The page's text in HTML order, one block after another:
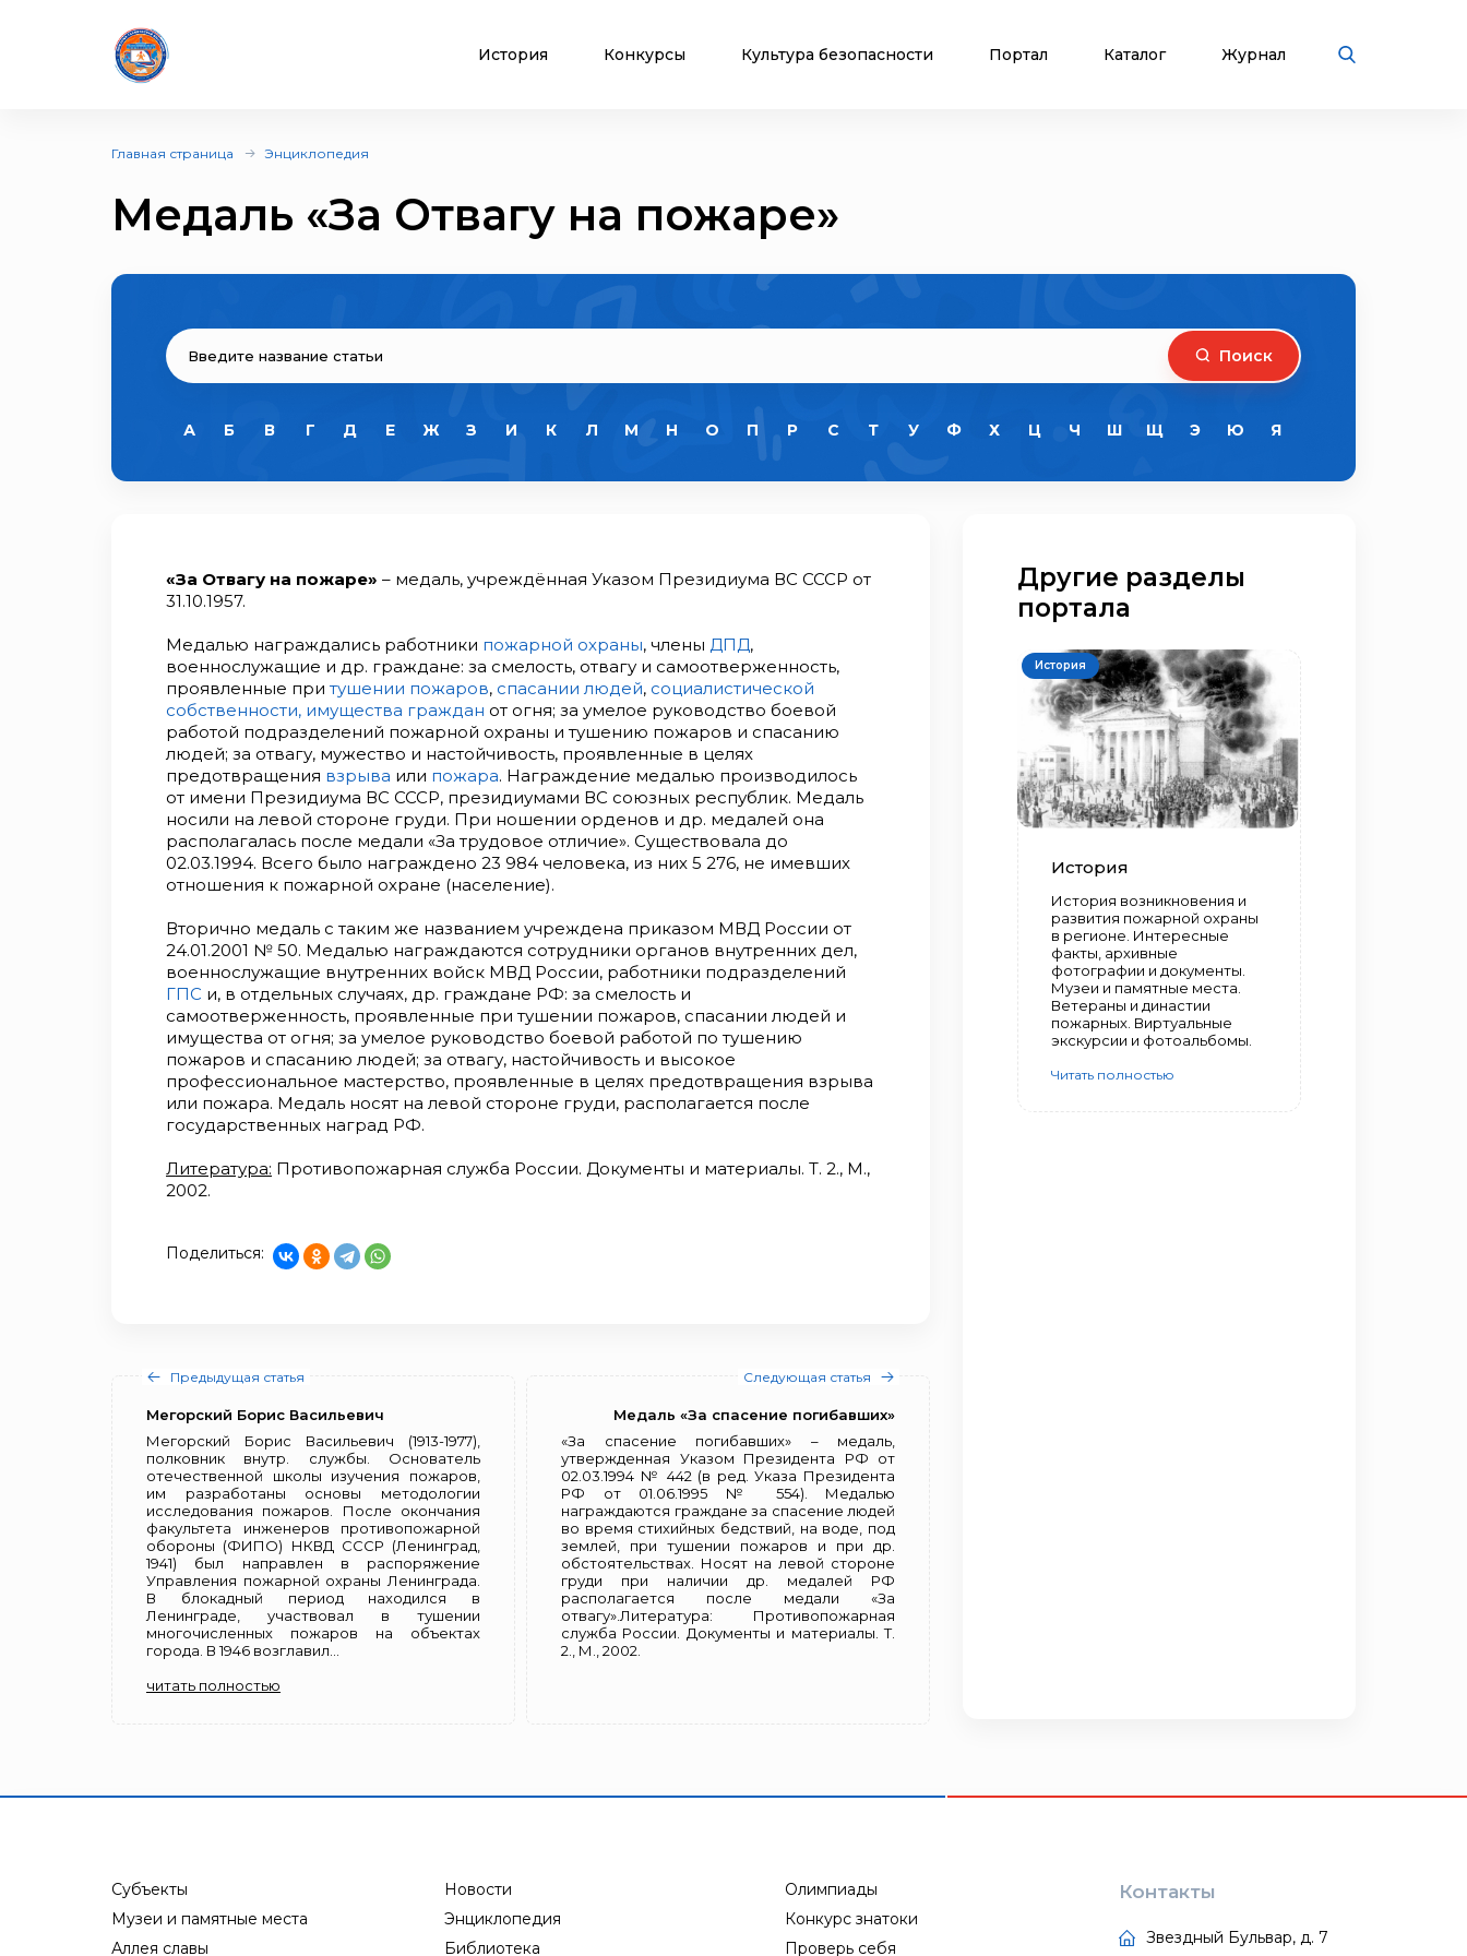
История Конкурсы Культура безопасности Портал Каталог Журнал
Главная страница Энциклопедия
Медаль «За Отвагу на пожаре»
Поиск
А Б В Г Д Е Ж З И К Л М Н О П Р С Т У Ф Х Ц Ч Ш Щ Э Ю Я
«За Отвагу на пожаре» – медаль, учреждённая Указом Президиума ВС СССР от
31.10.1957.
Медалью награждались работники пожарной охраны, члены ДПД,
военнослужащие и др. граждане: за смелость, отвагу и самоотверженность,
проявленные притушении пожаров, спасании людей, социалистической
собственности, имущества граждан от огня; за умелое руководство боевой
работой подразделений пожарной охраны и тушению пожаров и спасанию
людей; за отвагу, мужество и настойчивость, проявленные в целях
предотвращения взрыва или пожара. Награждение медалью производилось
от имени Президиума ВС СССР, президиумами ВС союзных республик. Медаль
носили на левой стороне груди. При ношении орденов и др. медалей она
располагалась после медали «За трудовое отличие». Существовала до
02.03.1994. Всего было награждено 23 984 человека, из них 5 276, не имевших
отношения к пожарной охране (население).
Вторично медаль с таким же названием учреждена приказом МВД России от
24.01.2001 № 50. Медалью награждаются сотрудники органов внутренних дел,
военнослужащие внутренних войск МВД России, работники подразделений
ГПС и, в отдельных случаях, др. граждане РФ: за смелость и
самоотверженность, проявленные при тушении пожаров, спасании людей и
имущества от огня; за умелое руководство боевой работой по тушению
пожаров и спасанию людей; за отвагу, настойчивость и высокое
профессиональное мастерство, проявленные в целях предотвращения взрыва
или пожара. Медаль носят на левой стороне груди, располагается после
государственных наград РФ.
Литература: Противопожарная служба России. Документы и материалы. Т. 2., М.,
2002.
Поделиться:
Предыдущая статья
Мегорский Борис Васильевич
Мегорский Борис Васильевич (1913-1977),
полковник внутр. службы. Основатель
отечественной школы изучения пожаров,
им разработаны основы методологии
исследования пожаров. После окончания
факультета инженеров противопожарной
обороны (ФИПО) НКВД СССР (Ленинград,
1941) был направлен в распоряжение
Управления пожарной охраны Ленинграда.
В блокадный период находился в
Ленинграде, участвовал в тушении
многочисленных пожаров на объектах
города. В 1946 возглавил...
читать полностью
Следующая статья
Медаль «За спасение погибавших»
«За спасение погибавших» – медаль,
утвержденная Указом Президента РФ от
02.03.1994 № 442 (в ред. Указа Президента
РФ от 01.06.1995 № 554). Медалью
награждаются граждане за спасение людей
во время стихийных бедствий, на воде, под
землей, при тушении пожаров и при др.
обстоятельствах. Носят на левой стороне
груди при наличии др. медалей РФ
располагается после медали «За
отвагу».Литература: Противопожарная
служба России. Документы и материалы. Т.
2., М., 2002.
Другие разделы
портала
История
История
История возникновения и
развития пожарной охраны
в регионе. Интересные
факты, архивные
фотографии и документы.
Музеи и памятные места.
Ветераны и династии
пожарных. Виртуальные
экскурсии и фотоальбомы.
Читать полностью
Субъекты
Музеи и памятные места
Аллея славы
Новости
Энциклопедия
Библиотека
Олимпиады
Конкурс знатоки
Проверь себя
Контакты
Звездный Бульвар, д. 7